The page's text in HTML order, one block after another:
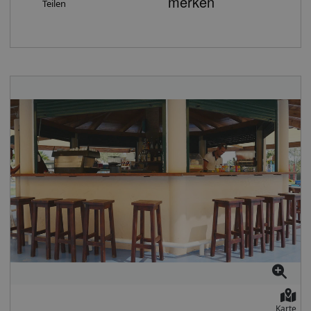
private Pool: Bei gleicher Ausstattung wie die
Poolside Restaurant. Abendessen im Pietra Poolside
Der Bereich bietet eine Sauna und ein Dampfbad,
diverse Beautyanwendungen sowie Massagen an
(jeweils gegen Gebühr). Hinweise: Bitte beachten Sie,
dass es sich bei dem Hotel um ein Adults only Haus
handelt! Das Hotel ist buchbar ab 16 Jahren. Hinweise:
Bitte beachten Sie, dass für alle Gäste ohne Wohnsitz in
Probleme beim Einchecken im Hotel auftreten können.
In einem solchen Fall sind die Hoteliers dazu berechtigt,
eine Nachzahlung vor Ort einzufordern oder die
Buchung zurückzuweisen!
Sonnenterrasse, ein separater Kinderpool, eine schöne
komfortablen Sofas zum Verweilen ein. Sonnenliegen
Gebühr. Wi-Fi ist in der gesamten Anlage kostenfrei.Der
Check-in erfolgt im benachbarten Acharavi Beach Hotel,
weiterhin können auch sämtliche Einrichtungen und
Annehmlichkeiten des Schwesterhotels mitgenutzt
werden.Alle Mahlzeiten werden im Restaurant des
Acharavi Beach Hotel eingenommen. Buchbare
Unterbringungsmöglichkeiten: Doppelzimmer Superior
Jacuzzi: Die modernen und mit Liebe zum Detail
eingerichteten Zimmer liegen größtenteils im
Obergeschoss und verfügen über Bad mit Dusche,
Föhn, Kosmetikspiegel, Badartikel, Bademäntel und
Teilen